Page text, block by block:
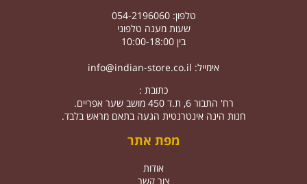
טלפון: 054-2196060
שעות מענה טלפוני
בין 10:00-18:00
אימייל: info@indian-store.co.il
כתובת :
רח' התבור 6, ת.ד 450 מושב שער אפריים.
חנות הינה אינטרנטית הגעה בתאם מראש בלבד.
מפת אתר
אודות
צור קשר